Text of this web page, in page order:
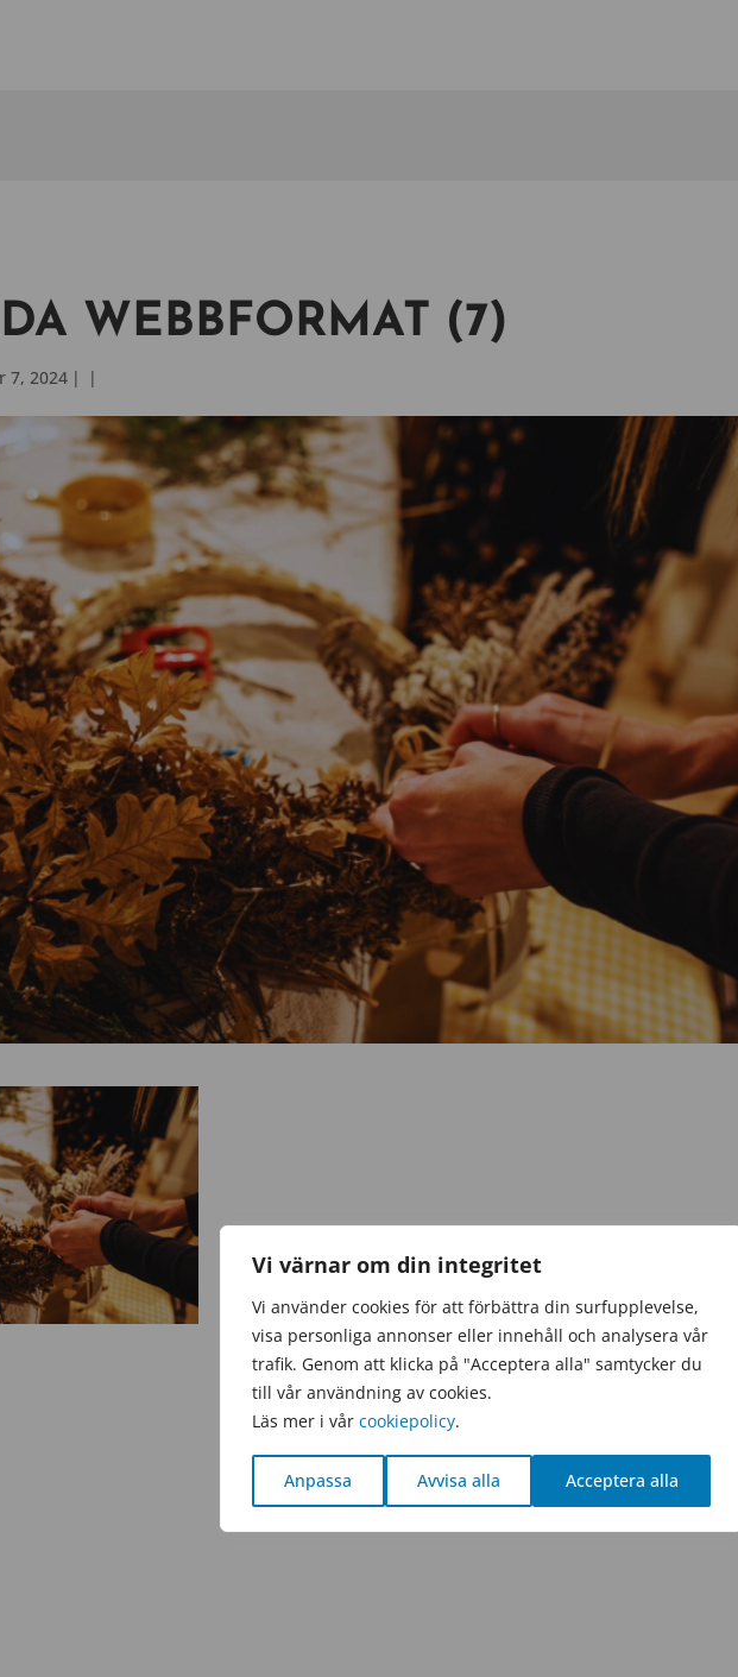
Vi värnar om din integritet
Vi använder cookies för att förbättra din surfupplevelse,
visa personliga annonser eller innehåll och analysera vår
trafik. Genom att klicka på "Acceptera alla" samtycker du
till vår användning av cookies.
Läs mer i vår cookiepolicy.
Anpassa Avvisa alla Acceptera alla
WEBBFORMAT (7)
7, 2024 | |